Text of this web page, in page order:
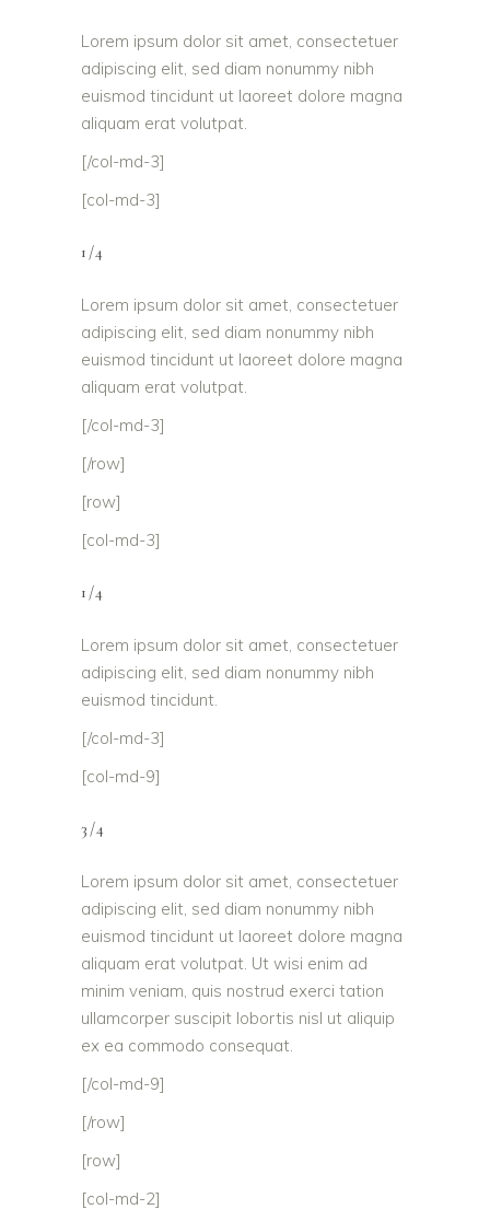
Lorem ipsum dolor sit amet, consectetuer
adipiscing elit, sed diam nonummy nibh
euismod tincidunt ut laoreet dolore magna
aliquam erat volutpat.
[/col-md-3]
[col-md-3]
1/4
Lorem ipsum dolor sit amet, consectetuer
adipiscing elit, sed diam nonummy nibh
euismod tincidunt ut laoreet dolore magna
aliquam erat volutpat.
[/col-md-3]
[/row]
[row]
[col-md-3]
1/4
Lorem ipsum dolor sit amet, consectetuer
adipiscing elit, sed diam nonummy nibh
euismod tincidunt.
[/col-md-3]
[col-md-9]
3/4
Lorem ipsum dolor sit amet, consectetuer
adipiscing elit, sed diam nonummy nibh
euismod tincidunt ut laoreet dolore magna
aliquam erat volutpat. Ut wisi enim ad
minim veniam, quis nostrud exerci tation
ullamcorper suscipit lobortis nisl ut aliquip
ex ea commodo consequat.
[/col-md-9]
[/row]
[row]
[col-md-2]